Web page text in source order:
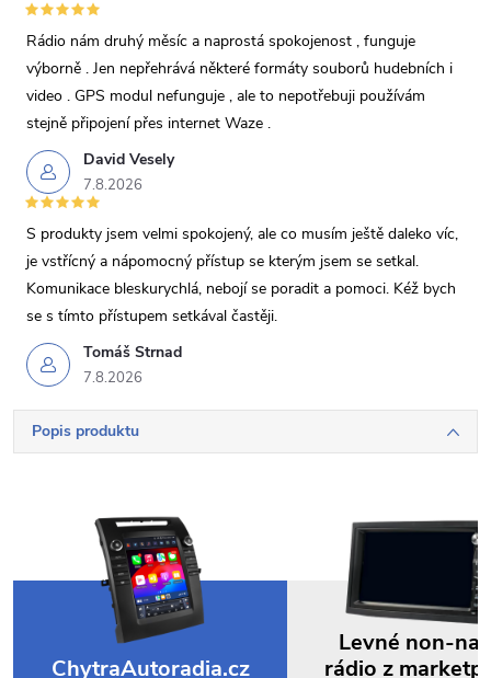
David Vesely
7.8.2026
Rádio nám druhý měsíc a naprostá spokojenost , funguje
výborně . Jen nepřehrává některé formáty souborů hudebních i
video . GPS modul nefunguje , ale to nepotřebuji používám
stejně připojení přes internet Waze .
Tomáš Strnad
7.8.2026
S produkty jsem velmi spokojený, ale co musím ještě daleko víc,
je vstřícný a nápomocný přístup se kterým jsem se setkal.
Komunikace bleskurychlá, nebojí se poradit a pomoci. Kéž bych
se s tímto přístupem setkával častěji.
Popis produktu
ChytraAutoradia.cz
Levné non-
rádio z